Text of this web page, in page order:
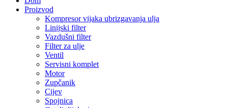
Proizvod
Kompresor vijaka ubrizgavanja ulja
Linijski filter
Vazdušni filter
Filter za ulje
Ventil
Servisni komplet
Motor
Zupčanik
Cijev
Spojnica